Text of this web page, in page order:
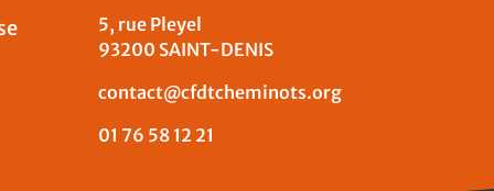
5, rue Pleyel
93200 SAINT-DENIS
contact@cfdtcheminots.org
01 76 58 12 21